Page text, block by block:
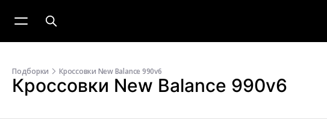
Подборки Кроссовки New Balance 990v6
Кроссовки New Balance 990v6